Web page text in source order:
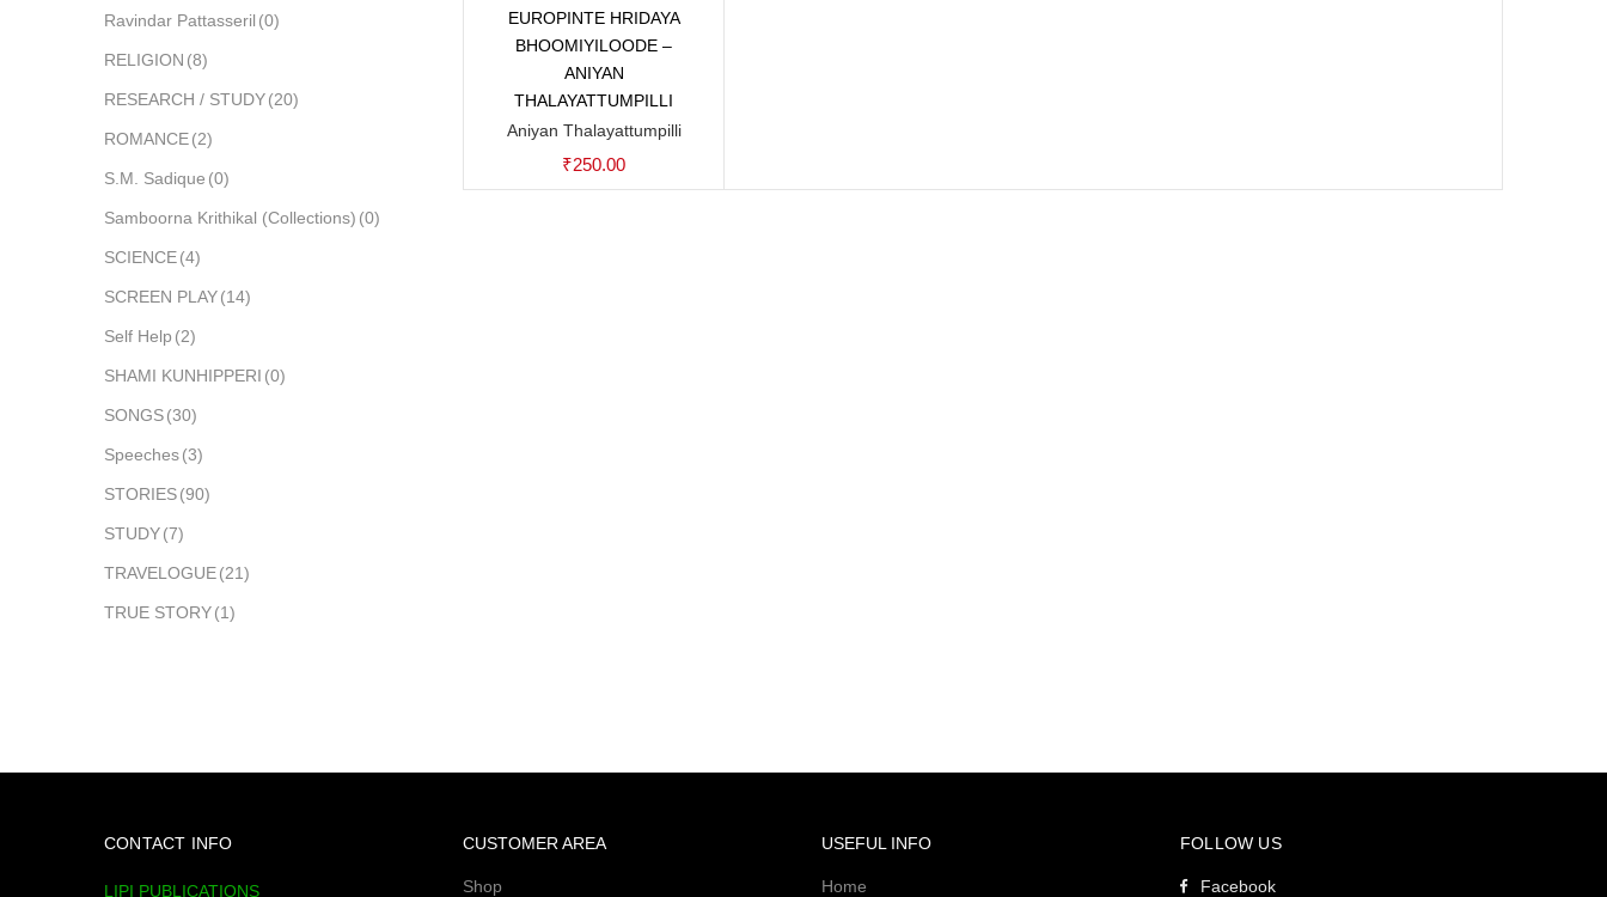
Add to cart
EUROPINTE HRIDAYA
BHOOMIYILOODE –
ANIYAN
THALAYATTUMPILLI
Aniyan Thalayattumpilli
₹250.00
Ravindar Pattasseril (0)
RELIGION (8)
RESEARCH / STUDY(20)
ROMANCE(2)
S.M. Sadique (0)
Samboorna Krithikal (Collections) (0)
SCIENCE(4)
SCREEN PLAY(14)
Self Help (2)
SHAMI KUNHIPPERI (0)
SONGS(30)
Speeches(3)
STORIES(90)
STUDY(7)
TRAVELOGUE(21)
TRUE STORY(1)
CONTACT INFO
LIPI PUBLICATIONS
CUSTOMER AREA
Shop
USEFUL INFO
Home
FOLLOW US
Facebook